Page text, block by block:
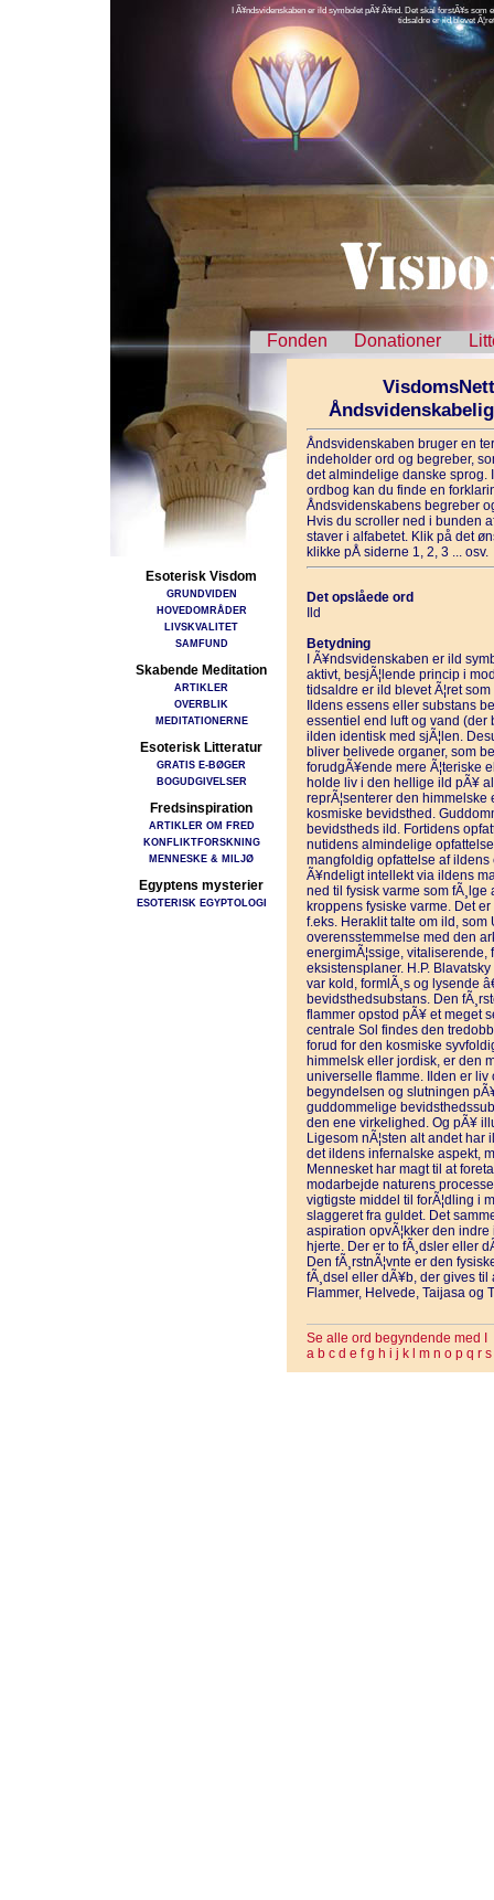
I Ã¥ndsvidenskaben er ild symbolet pÃ¥ Ã¥nd. Det skal forstÃ¥s
tidsaldre er ild blevet
Fonden Donationer
Esoterisk Visdom
GRUNDVIDEN
HOVEDOMRÅDER
LIVSKVALITET
SAMFUND
Skabende Meditation
ARTIKLER
OVERBLIK
MEDITATIONERNE
Esoterisk Litteratur
GRATIS E-BØGER
BOGUDGIVELSER
Fredsinspiration
ARTIKLER OM FRED
KONFLIKTFORSKNING
MENNESKE & MILJØ
Egyptens mysterier
ESOTERISK EGYPTOLOGI
Åndsvidenskaben bruger en
indeholder ord og begreber,
det almindelige danske sprog.
ordbog kan du finde en
Åndsvidenskabens begreber
Hvis du scroller ned i bunden
staver i alfabetet. Klik på det
klikke pÅ siderne 1, 2, 3 ... osv.
Det opslåede ord
Ild
Betydning
I Ã¥ndsvidenskaben er ild
aktivt, besjÃ¦lende princip i
tidsaldre er ild blevet Ã¦ret
Ildens essens eller substans
essentiel end luft og vand
ilden identisk med sjÃ¦len.
bliver belivede organer, som
forudgÃ¥ende mere Ã¦teriske
holde liv i den hellige ild pÃ¥
reprÃ¦senterer den
kosmiske bevidsthed.
bevidstheds ild. Fortidens
nutidens almindelige
mangfoldig opfattelse af ildens
Ã¥ndeligt intellekt via ildens
ned til fysisk varme som fÃ¸lge
kroppens fysiske varme. Det
f.eks. Heraklit talte om ild, som
overensstemmelse med den
energimÃ¦ssige,
eksistensplaner. H.P.
var kold, formlÃ¸s og lysende
bevidsthedsubstans. Den
flammer opstod pÃ¥ et meget
centrale Sol findes den
forud for den kosmiske
himmelsk eller jordisk, er den
universelle flamme. Ilden er liv
begyndelsen og slutningen
guddommelige
den ene virkelighed. Og pÃ¥
Ligesom nÃ¦sten alt andet
det ildens infernalske aspekt,
Mennesket har magt til at
modarbejde naturens
vigtigste middel til forÃ¦dling i
slaggeret fra guldet. Det
aspiration opvÃ¦kker den
hjerte. Der er to fÃ¸dsler eller
Den fÃ¸rstnÃ¦vnte er den
fÃ¸dsel eller dÃ¥b, der gives
Flammer, Helvede, Taijasa og
Se alle ord begyndende med I
a b c d e f g h i j k m n o p q r s